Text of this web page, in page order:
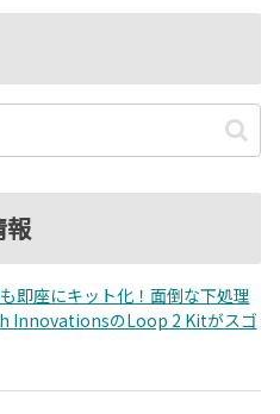
報
即座にキット化！面倒な下処理
InnovationsのLoop 2 Kitがスゴ